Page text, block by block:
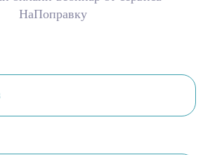
НаПоправку